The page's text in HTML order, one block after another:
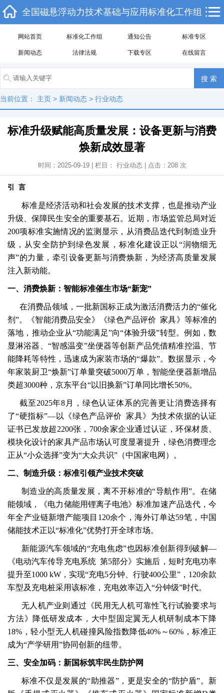
全国磁悬浮动力技术基础与应用标准化工作组
网站首页 标准化工作组 通知公告 标准专区
新闻动态 法律法规 下载专区 在线留言
当前位置： 主页 > 新闻动态 > 行业动态
标准升级赋能高质量发展：设备更新与消费
焕新成效显著
时间：2025-09-19 | 栏目： 行业动态| 点击： 208 次
引 言
标准是经济活动和社会发展的技术支撑，也是推动产业
升级、保障民生安全的重要基石。近期，市场监管总局对近
200项标准实施情况的监测显示，从消费品迭代到制造业升
级，从安全防护到绿色发展，标准化建设正以“润物细无
声”的力量，牵引设备更新与消费焕新，为经济高质量发展
注入新动能。
一、消费焕新：智能标准催生市场“新宠”
在消费品领域，一批新国标正成为激活消费活力的“催化
剂”。《智能消费品安全》《绿色产品评价 家具》等标准的
落地，推动企业从“功能满足”向“体验升级”转型。例如，数
显淋浴器、“智感温变”坐便器等创新产品凭借精准控温、节
能降耗等特性，迅速成为家装市场的“爆款”。数据显示，今
年家装厨卫“焕新”订单量突破5000万单，智能坐便器新增品
类超3000种，京东平台“以旧换新”订单同比增长50%。
截至2025年8月，绿色认证体系的完善更让消费选择有
了“硬指标”—以《绿色产品评价 家具》为技术依据的认证
证书已发放超2200张，700余家企业通过认证，环保材质、
模块化设计的家具产品市场认可度显著提升，绿色消费理念
正从“小众选择”变为“大众共识”（中国家电网）。
二、制造升级：标准引领产业技术突破
制造业的高质量发展，离不开标准的“导航作用”。在储
能领域，《电力储能用锂离子电池》标准加速产品迭代，今
年全产业链新增产能项目120余个，海外订单达59笔，中国
储能技术正以“标准化”优势打开全球市场。
新能源汽车领域的“充电焦虑”也因标准创新得到破解—
《电动汽车传导充电系统 第5部分》实施后，短时充电功率
提升至1000 kW，实现“充电5分钟、行驶400公里”，120余款
车型及充电桩采用该标准，充电效率迈入“分钟级”时代。
无人机产业则通过《民用无人机可靠性飞行试验要求与
方法》降低研发成本，大中型固定翼无人机研制成本下降
18%，轻小型无人机碰撞风险指数降低40%～60%，标准正
成为“产学研用”协同创新的纽带。
三、安全加码：新国标筑牢民生防护网
标准不仅是发展的“助推器”，更是安全的“防护盾”。新